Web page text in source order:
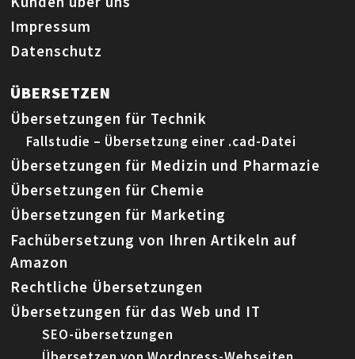
Impressum
Datenschutz
ÜBERSETZEN
Übersetzungen für Technik
Fallstudie – Übersetzung einer .cad-Datei
Übersetzungen für Medizin und Pharmazie
Übersetzungen für Chemie
Übersetzungen für Marketing
Fachübersetzung von Ihren Artikeln auf
Amazon
Rechtliche Übersetzungen
Übersetzungen für das Web und IT
SEO-übersetzungen